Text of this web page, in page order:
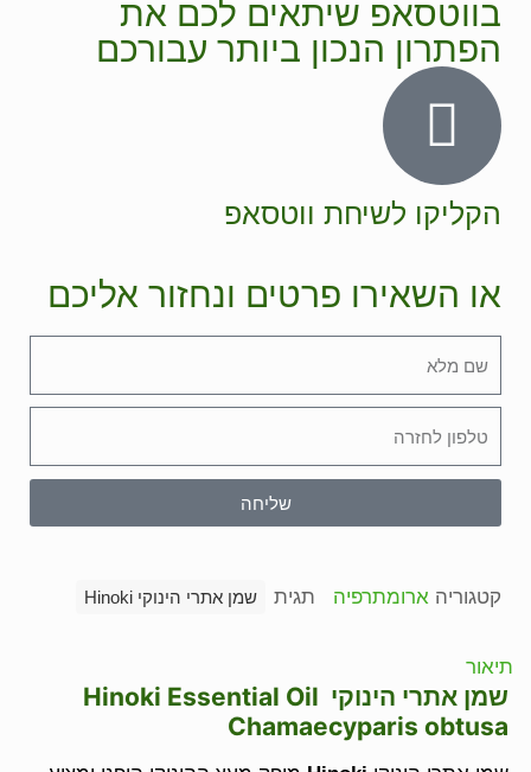
בווטסאפ שיתאים לכם את
הפתרון הנכון ביותר עבורכם
הקליקו לשיחת ווטסאפ
או השאירו פרטים ונחזור אליכם
שליחה
קטגוריה ארומתרפיה תגית שמן אתרי הינוקי Hinoki
תיאור
שמן אתרי הינוקי
Chamaecyparis obtusa